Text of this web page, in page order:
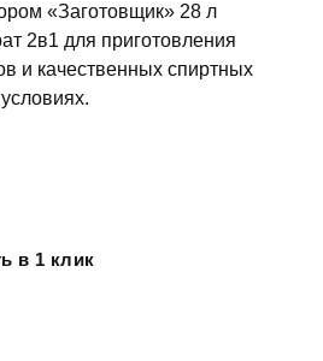
«Заготовщик» 28 л
2в1 для приготовления
и качественных спиртных
в 1 клик